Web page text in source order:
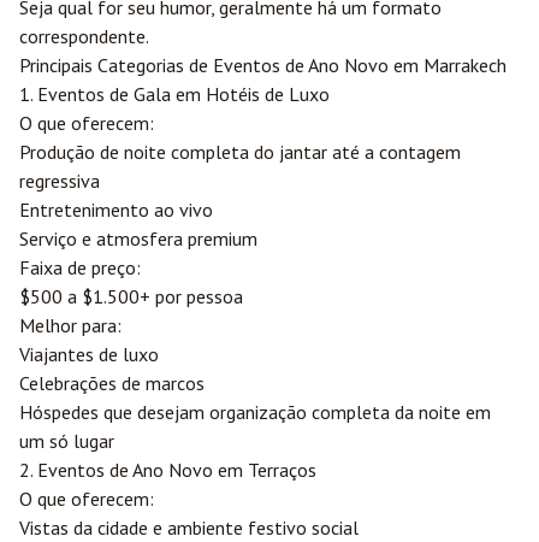
Seja qual for seu humor, geralmente há um formato
correspondente.
Principais Categorias de Eventos de Ano Novo em Marrakech
1. Eventos de Gala em Hotéis de Luxo
O que oferecem:
Produção de noite completa do jantar até a contagem
regressiva
Entretenimento ao vivo
Serviço e atmosfera premium
Faixa de preço:
$500 a $1.500+ por pessoa
Melhor para:
Viajantes de luxo
Celebrações de marcos
Hóspedes que desejam organização completa da noite em
um só lugar
2. Eventos de Ano Novo em Terraços
O que oferecem:
Vistas da cidade e ambiente festivo social